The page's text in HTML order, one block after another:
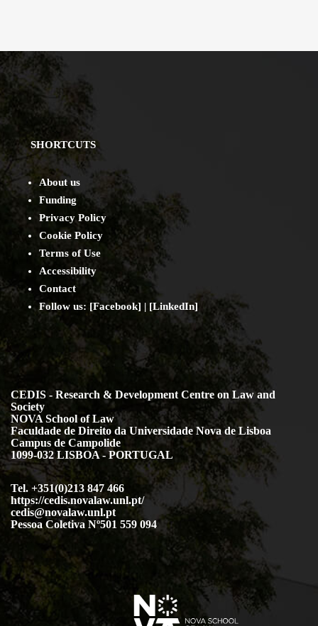
SHORTCUTS
About us
Funding
Privacy Policy
Cookie Policy
Terms of Use
Accessibility
Contact
Follow us: [Facebook] | [LinkedIn]
CEDIS - Research & Development Centre on Law and
Society
NOVA School of Law
Faculdade de Direito da Universidade Nova de Lisboa
Campus de Campolide
1099-032 LISBOA - PORTUGAL
Tel. +351(0)213 847 466
https://cedis.novalaw.unl.pt/
cedis@novalaw.unl.pt
Pessoa Coletiva Nº501 559 094